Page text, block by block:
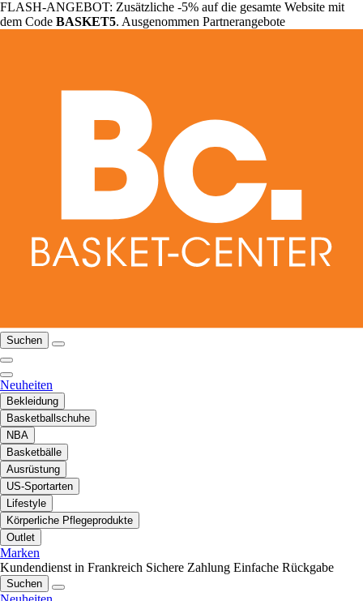
FLASH-ANGEBOT: Zusätzliche -5% auf die gesamte Website mit
dem Code BASKET5. Ausgenommen Partnerangebote
Suchen
Neuheiten
Bekleidung
Basketballschuhe
NBA
Basketbälle
Ausrüstung
US-Sportarten
Lifestyle
Körperliche Pflegeprodukte
Outlet
Marken
Kundendienst in Frankreich Sichere Zahlung Einfache Rückgabe
Suchen